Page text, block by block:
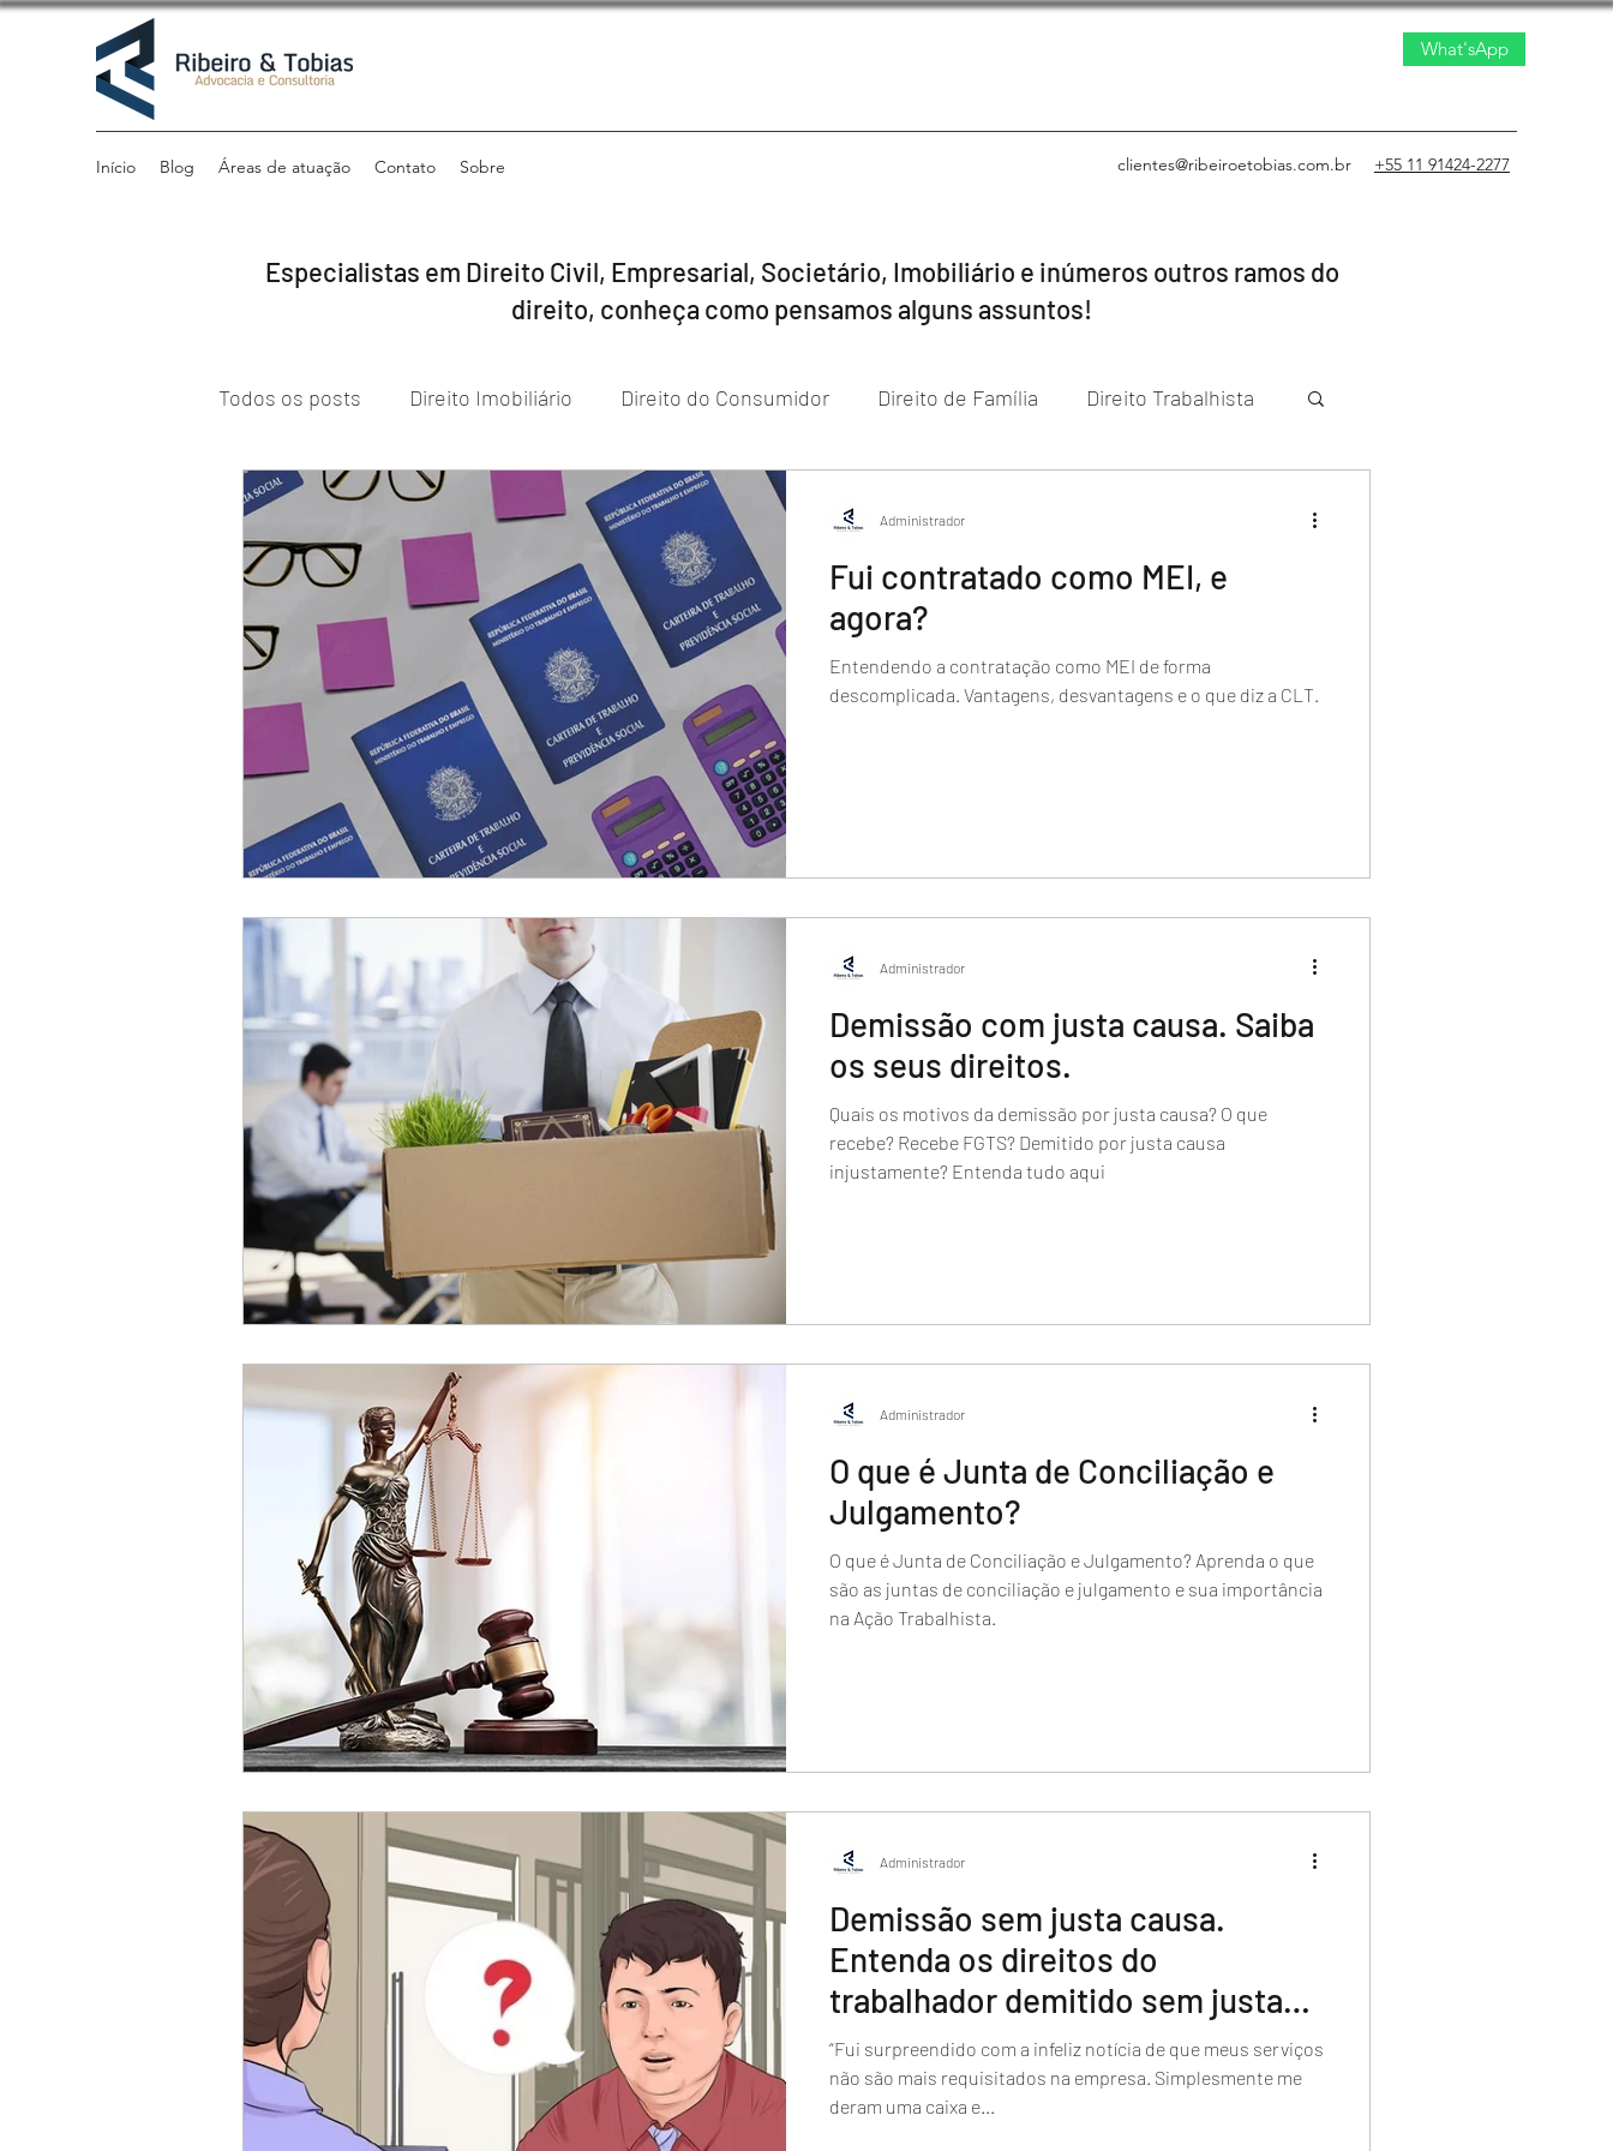
What'sApp
Início Blog Áreas de atuação Contato Sobre clientes@ribeiroetobias.com.br +55 11 91424-2277
Especialistas em Direito Civil, Empresarial, Societário, Imobiliário e inúmeros outros ramos do
direito, conheça como pensamos alguns assuntos!
Todos os posts Direito Imobiliário Direito do Consumidor Direito de Família Direito Trabalhista
Direito Previdenciário Direito Empresarial & Societário
Direito Tributário Institucional
Fui contratado como MEI, e
agora?
Entendendo a contratação como MEI de forma
descomplicada. Vantagens, desvantagens e o que diz a CLT.
Administrador
Demissão com justa causa. Saiba
os seus direitos.
Quais os motivos da demissão por justa causa? O que
recebe? Recebe FGTS? Demitido por justa causa
injustamente? Entenda tudo aqui
Administrador
O que é Junta de Conciliação e
Julgamento?
O que é Junta de Conciliação e Julgamento? Aprenda o que
são as juntas de conciliação e julgamento e sua importância
na Ação Trabalhista.
Administrador
Demissão sem justa causa.
Entenda os direitos do
trabalhador demitido sem justa
causa.
“Fui surpreendido com a infeliz notícia de que meus serviços
não são mais requisitados na empresa. Simplesmente me
deram uma caixa e...
Administrador